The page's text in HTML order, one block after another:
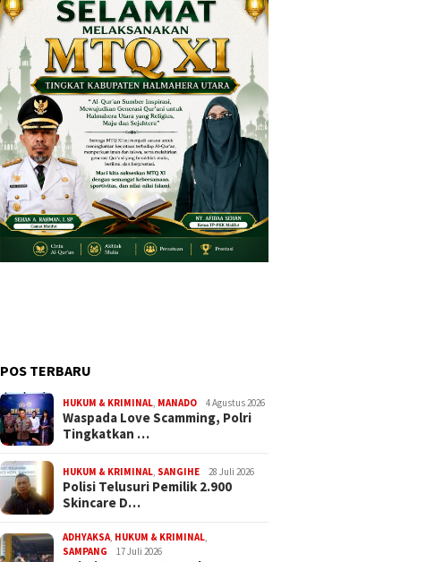
POS TERBARU
HUKUM & KRIMINAL, MANADO 4 Agustus 2026
Waspada Love Scamming, Polri
Tingkatkan …
HUKUM & KRIMINAL, SANGIHE 28 Juli 2026
Polisi Telusuri Pemilik 2.900
Skincare D…
ADHYAKSA, HUKUM & KRIMINAL,
SAMPANG
17 Juli 2026